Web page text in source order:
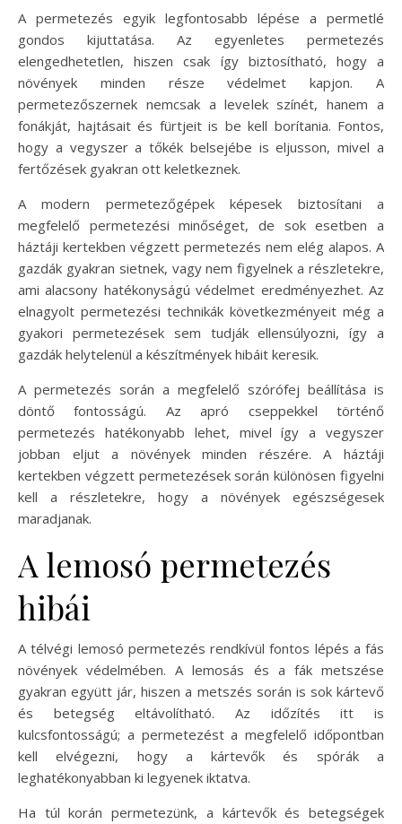
A permetezés egyik legfontosabb lépése a permetlé
gondos kijuttatása. Az egyenletes permetezés
elengedhetetlen, hiszen csak így biztosítható, hogy a
növények minden része védelmet kapjon. A
permetezőszernek nemcsak a levelek színét, hanem a
fonákját, hajtásait és fürtjeit is be kell borítania. Fontos,
hogy a vegyszer a tőkék belsejébe is eljusson, mivel a
fertőzések gyakran ott keletkeznek.
A modern permetezőgépek képesek biztosítani a
megfelelő permetezési minőséget, de sok esetben a
háztáji kertekben végzett permetezés nem elég alapos. A
gazdák gyakran sietnek, vagy nem figyelnek a részletekre,
ami alacsony hatékonyságú védelmet eredményezhet. Az
elnagyolt permetezési technikák következményeit még a
gyakori permetezések sem tudják ellensúlyozni, így a
gazdák helytelenül a készítmények hibáit keresik.
A permetezés során a megfelelő szórófej beállítása is
döntő fontosságú. Az apró cseppekkel történő
permetezés hatékonyabb lehet, mivel így a vegyszer
jobban eljut a növények minden részére. A háztáji
kertekben végzett permetezések során különösen figyelni
kell a részletekre, hogy a növények egészségesek
maradjanak.
A lemosó permetezés
hibái
A télvégi lemosó permetezés rendkívül fontos lépés a fás
növények védelmében. A lemosás és a fák metszése
gyakran együtt jár, hiszen a metszés során is sok kártevő
és betegség eltávolítható. Az időzítés itt is
kulcsfontosságú; a permetezést a megfelelő időpontban
kell elvégezni, hogy a kártevők és spórák a
leghatékonyabban ki legyenek iktatva.
Ha túl korán permetezünk, a kártevők és betegségek